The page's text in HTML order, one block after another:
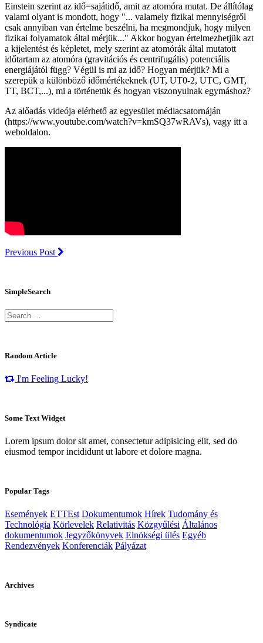
Einstein szerint az idő=sajátidő, amit az atomóra mutat. De állítólag
valami olyant is mondott, hogy "... valamely fizikai mennyiségről
csak annyiban van értelme beszélni, ha megmondjuk, hogy milyen
fizikai folyamatok által mérjük..." Akkor hogyan értelmezhetjük azt
a kijelentést és képletet, mely szerint az atomórák által mutatott
időtartam az atomóra (gravitációs és centrifugális) potenciális
energiájától függ? Végül is mi az idő? Hogyan mérjük? Mi a
szerepük a különböző időmértékeknek (UT, UT0-2, UTC, GMT,
TT, BCT,...), mi a történetük és hogyan viszonyulnak egymáshoz?
Az alőadás videója elérhető az egyesület médiacsatornáján
(https://www.youtube.com/watch?v=kmSQ37wRAVs), vagy itt a
weboldalon.
Previous Post
SimpleSearch
Random Article
I'm Feeling Lucky!
Some Text Widget
Lorem ipsum dolor sit amet, consectetur adipisicing elit, sed do
eiusmod tempor incididunt ut labore et dolore magna.
Popular Tags
Események ETTEst Dokumentumok Hírek Tudomány és
Technológia Körlevelek Relativitás Közgyűlési Általános
dokumentumok Jegyzőkönyvek Elnökségi ülés Egyéb
Rendezvények Konferenciák Pályázat
Archives
Syndicate